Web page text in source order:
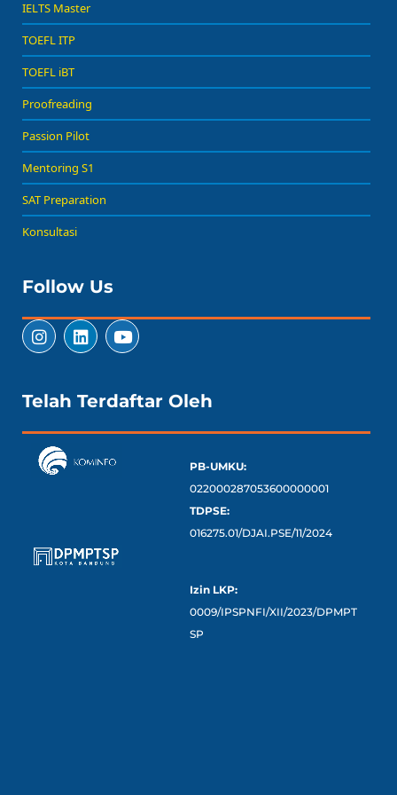
IELTS Master
TOEFL ITP
TOEFL iBT
Proofreading
Passion Pilot
Mentoring S1
SAT Preparation
Konsultasi
Follow Us
Telah Terdaftar Oleh
PB-UMKU:
022000287053600000001
TDPSE:
016275.01/DJAI.PSE/11/2024
Izin LKP:
0009/IPSPNFI/XII/2023/DPMPT
SP